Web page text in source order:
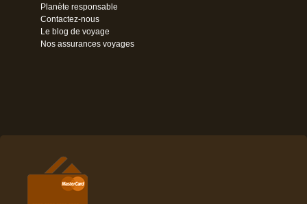
Planète responsable
Contactez-nous
Le blog de voyage
Nos assurances voyages